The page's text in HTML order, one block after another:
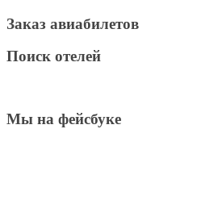
Заказ авиабилетов
Поиск отелей
Мы на фейсбуке